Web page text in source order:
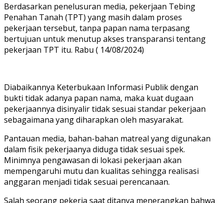
Berdasarkan penelusuran media, pekerjaan Tebing
Penahan Tanah (TPT) yang masih dalam proses
pekerjaan tersebut, tanpa papan nama terpasang
bertujuan untuk menutup akses transparansi tentang
pekerjaan TPT itu. Rabu ( 14/08/2024)
Diabaikannya Keterbukaan Informasi Publik dengan
bukti tidak adanya papan nama, maka kuat dugaan
pekerjaannya disinyalir tidak sesuai standar pekerjaan
sebagaimana yang diharapkan oleh masyarakat.
Pantauan media, bahan-bahan matreal yang digunakan
dalam fisik pekerjaanya diduga tidak sesuai spek.
Minimnya pengawasan di lokasi pekerjaan akan
mempengaruhi mutu dan kualitas sehingga realisasi
anggaran menjadi tidak sesuai perencanaan.
Salah seorang pekerja saat ditanya menerangkan bahwa